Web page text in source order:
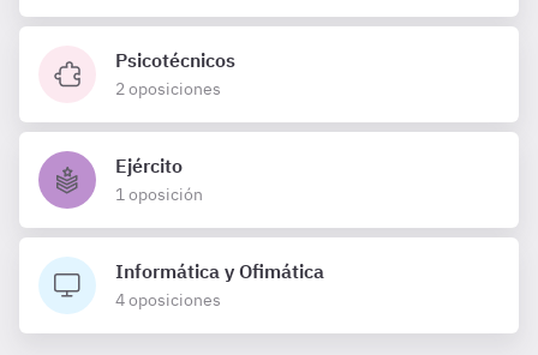
Psicotécnicos
2 oposiciones
Ejército
1 oposición
Informática y Ofimática
4 oposiciones